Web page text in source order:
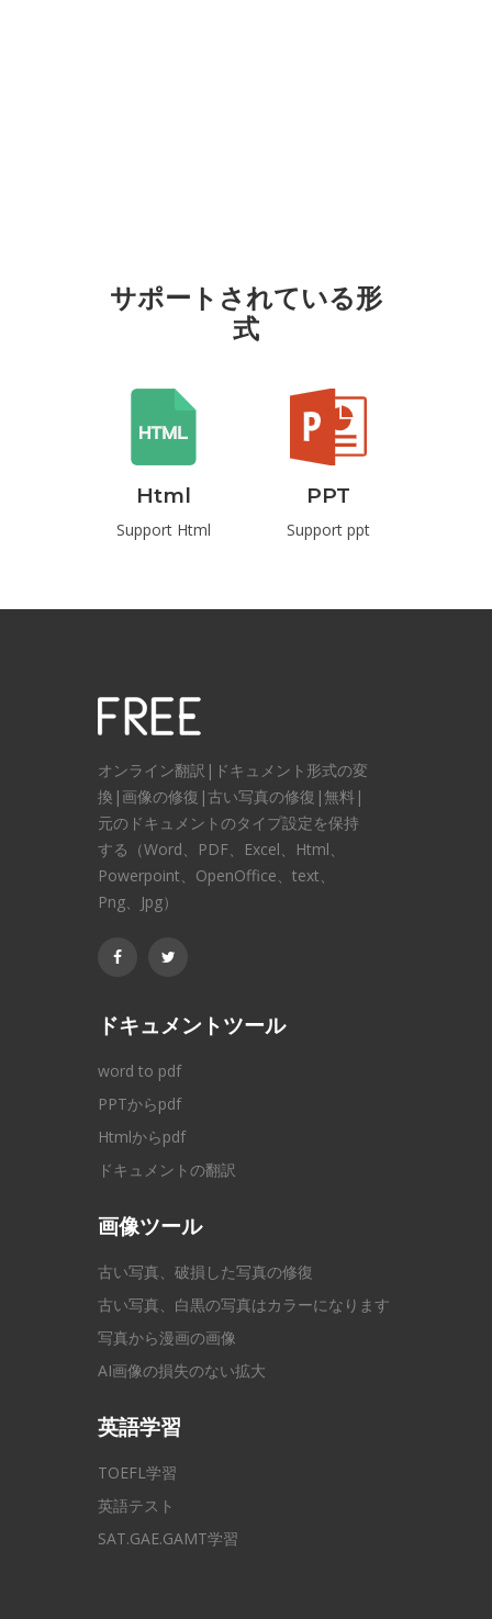
サポートされている形
式
Html
Support Html
PPT
Support ppt
オンライン翻訳|ドキュメント形式の変
換|画像の修復|古い写真の修復|無料|
元のドキュメントのタイプ設定を保持
する（Word、PDF、Excel、Html、
Powerpoint、OpenOffice、text、
Png、Jpg）
ドキュメントツール
word to pdf
PPTからpdf
Htmlからpdf
ドキュメントの翻訳
画像ツール
古い写真、破損した写真の修復
古い写真、白黒の写真はカラーになります
写真から漫画の画像
AI画像の損失のない拡大
英語学習
TOEFL学習
英語テスト
SAT.GAE.GAMT学習